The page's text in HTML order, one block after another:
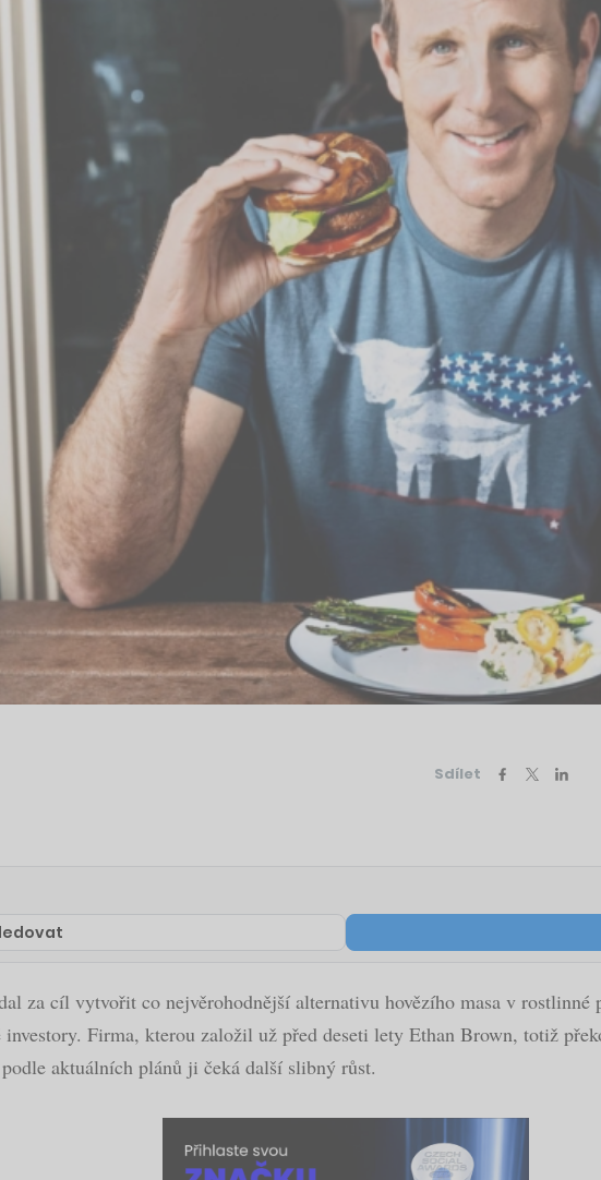
Sdílet
za cíl vytvořit co nejvěrohodnější alternativu hovězího masa v
Firma, kterou založil už před deseti lety Ethan Brown, totiž
aktuálních plánů ji čeká další slibný růst.